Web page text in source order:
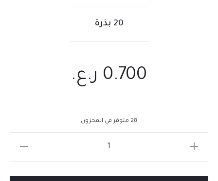
20 بذرة
0.700 ر.ع.
28 متوفر في المخزون